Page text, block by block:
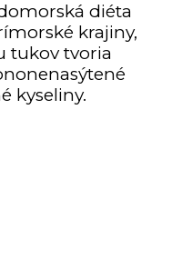
diéta
krajiny,
tukov tvoria
kyseliny.